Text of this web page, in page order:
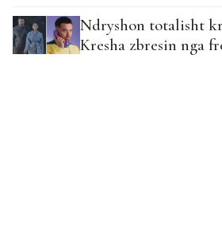
Ndryshon totalisht
Kresha zbresin nga